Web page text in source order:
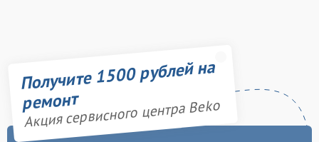
Получите 1500 рублей на
ремонт
Акция сервисного центра Beko